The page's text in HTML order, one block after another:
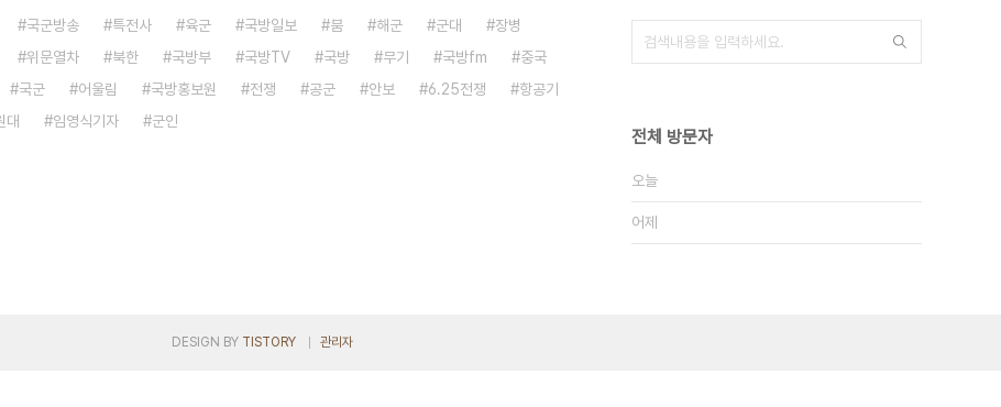
국군방송 특전사 육군 국방일보 붐 해군 군대
장병
위문열차 북한 국방부 국방TV 국방 무기 국방fm
중국
국군 어울림 국방홍보원 전쟁 공군 안보 6.25전쟁
항공기
대
임영식기자 군인
전체 방문자
오늘
어제
DESIGN BY TISTORY 관리자